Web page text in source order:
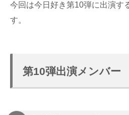
今回は今日好き第10弾に出演す
す。
第10弾出演メンバー